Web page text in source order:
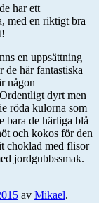
har ett
med en riktigt bra
en uppsättning
här fantastiska
någon
dyrt men
röda kulorna som
bara de härliga blå
och kokos för den
choklad med flisor
jordgubbssmak.
av Mikael.